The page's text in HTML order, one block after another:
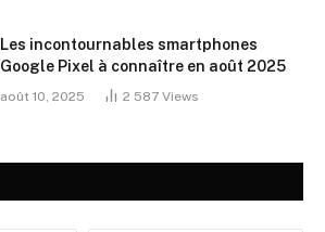
Les incontournables smartphones
Google Pixel à connaître en août 2025
août 10, 2025 2 587 Views